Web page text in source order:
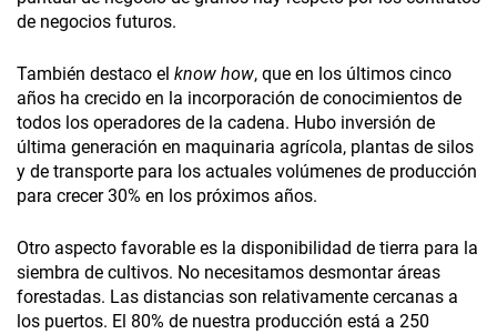
de negocios futuros.
También destaco el know how, que en los últimos cinco
años ha crecido en la incorporación de conocimientos de
todos los operadores de la cadena. Hubo inversión de
última generación en maquinaria agrícola, plantas de silos
y de transporte para los actuales volúmenes de producción
para crecer 30% en los próximos años.
Otro aspecto favorable es la disponibilidad de tierra para la
siembra de cultivos. No necesitamos desmontar áreas
forestadas. Las distancias son relativamente cercanas a
los puertos. El 80% de nuestra producción está a 250